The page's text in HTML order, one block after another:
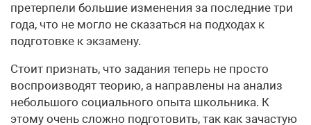
претерпели большие изменения за последние три
года, что не могло не сказаться на подходах к
подготовке к экзамену.
Стоит признать, что задания теперь не просто
воспроизводят теорию, а направлены на анализ
небольшого социального опыта школьника. К
этому очень сложно подготовить, так как зачастую